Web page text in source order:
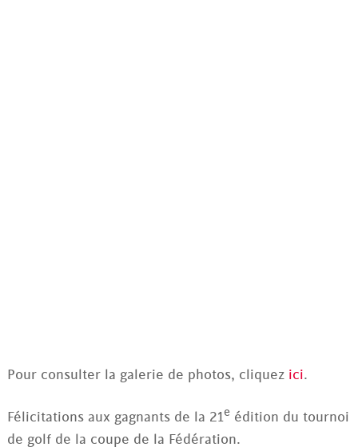
Pour consulter la galerie de photos, cliquez ici.
Félicitations aux gagnants de la 21eédition du tournoi
de golf de la coupe de la Fédération.